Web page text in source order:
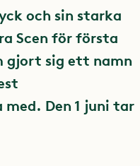
och sin starka
Scen för första
gjort sig ett namn
Den 1 juni tar